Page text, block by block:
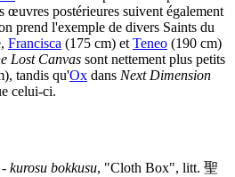
œuvres postérieures suivent également
prend l'exemple de divers Saints du
Francisca (175 cm) et Teneo (190 cm)
Lost Canvas sont nettement plus petits
tandis qu'Ox dans Next Dimension
celui-ci.
- kurosu bokkusu, "Cloth Box", litt. 聖